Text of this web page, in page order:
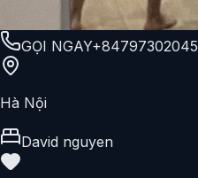
GỌI NGAY+84797302045
Hà Nội
David nguyen